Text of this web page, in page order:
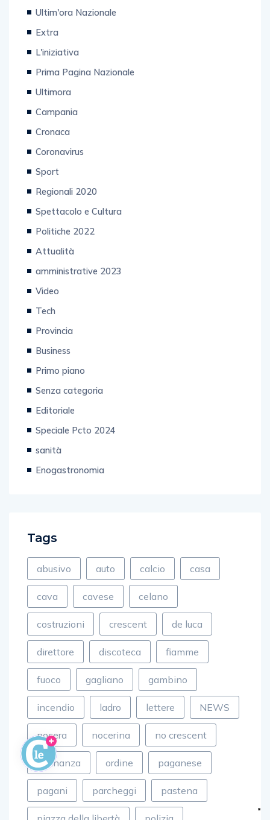
Ultim'ora Nazionale
Extra
L'iniziativa
Prima Pagina Nazionale
Ultimora
Campania
Cronaca
Coronavirus
Sport
Regionali 2020
Spettacolo e Cultura
Politiche 2022
Attualità
amministrative 2023
Video
Tech
Provincia
Business
Primo piano
Senza categoria
Editoriale
Speciale Pcto 2024
sanità
Enogastronomia
Tags
abusivo auto calcio casa
cava cavese celano
costruzioni crescent de luca
direttore discoteca fiamme
fuoco gagliano gambino
incendio ladro lettere NEWS
nocera nocerina no crescent
ordinanza ordine paganese
pagani parcheggi pastena